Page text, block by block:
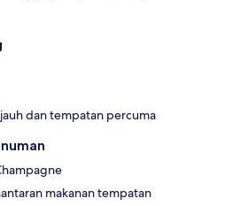
dan tempatan percuma
makanan tempatan